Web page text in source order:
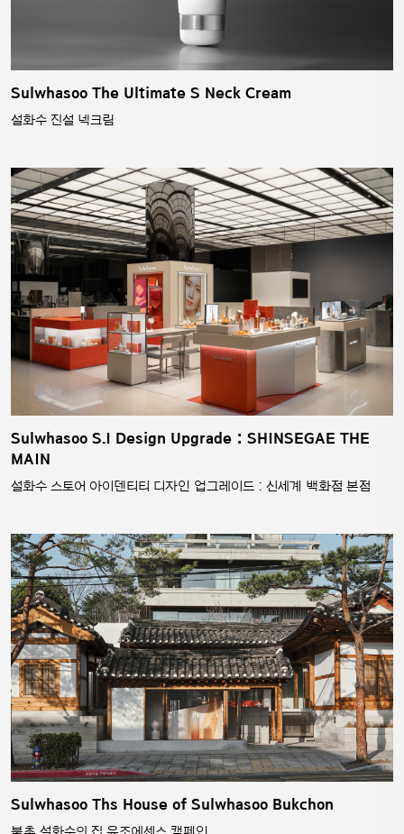
Sulwhasoo The Ultimate S Neck Cream
설화수 진설 넥크림
Sulwhasoo S.I Design Upgrade : SHINSEGAE THE
MAIN
설화수 스토어 아이덴티티 디자인 업그레이드 : 신세계 백화점 본점
Sulwhasoo Ths House of Sulwhasoo Bukchon